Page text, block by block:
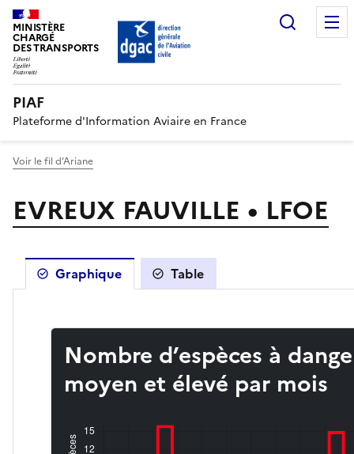
MINISTÈRE
CHARGÉ
DES TRANSPORTS
PIAF
Plateforme d'Information Aviaire en France
Voir le fil d’Ariane
EVREUX FAUVILLE • LFOE
Graphique Table
Nombre d’espèces à
moyen et élevé par mois